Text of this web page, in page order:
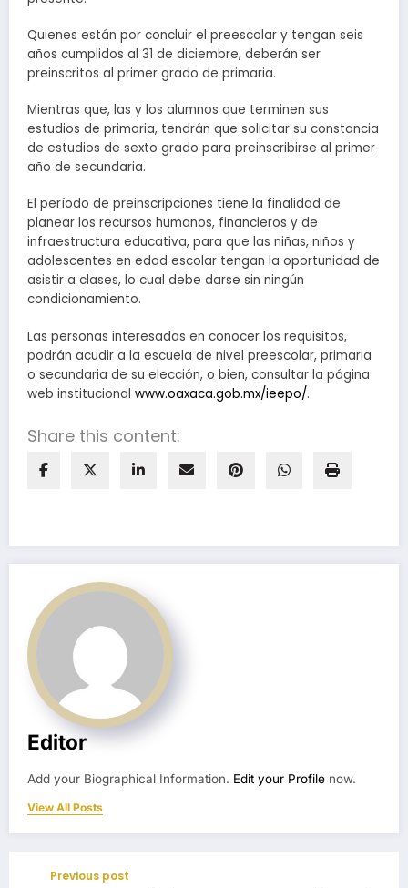
Quienes están por concluir el preescolar y tengan seis
años cumplidos al 31 de diciembre, deberán ser
preinscritos al primer grado de primaria.
Mientras que, las y los alumnos que terminen sus
estudios de primaria, tendrán que solicitar su constancia
de estudios de sexto grado para preinscribirse al primer
año de secundaria.
El período de preinscripciones tiene la finalidad de
planear los recursos humanos, financieros y de
infraestructura educativa, para que las niñas, niños y
adolescentes en edad escolar tengan la oportunidad de
asistir a clases, lo cual debe darse sin ningún
condicionamiento.
Las personas interesadas en conocer los requisitos,
podrán acudir a la escuela de nivel preescolar, primaria
o secundaria de su elección, o bien, consultar la página
web institucional www.oaxaca.gob.mx/ieepo/.
Share this content:
Editor
Add your Biographical Information. Edit your Profile now.
View All Posts
Previous post